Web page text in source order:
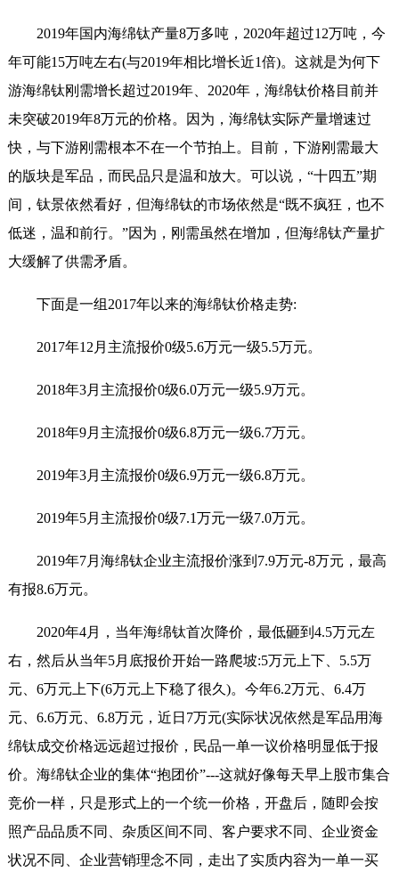
2019年国内海绵钛产量8万多吨，2020年超过12万吨，今
年可能15万吨左右(与2019年相比增长近1倍)。这就是为何下
游海绵钛刚需增长超过2019年、2020年，海绵钛价格目前并
未突破2019年8万元的价格。因为，海绵钛实际产量增速过
快，与下游刚需根本不在一个节拍上。目前，下游刚需最大
的版块是军品，而民品只是温和放大。可以说，“十四五”期
间，钛景依然看好，但海绵钛的市场依然是“既不疯狂，也不
低迷，温和前行。”因为，刚需虽然在增加，但海绵钛产量扩
大缓解了供需矛盾。
下面是一组2017年以来的海绵钛价格走势:
2017年12月主流报价0级5.6万元一级5.5万元。
2018年3月主流报价0级6.0万元一级5.9万元。
2018年9月主流报价0级6.8万元一级6.7万元。
2019年3月主流报价0级6.9万元一级6.8万元。
2019年5月主流报价0级7.1万元一级7.0万元。
2019年7月海绵钛企业主流报价涨到7.9万元-8万元，最高
有报8.6万元。
2020年4月，当年海绵钛首次降价，最低砸到4.5万元左
右，然后从当年5月底报价开始一路爬坡:5万元上下、5.5万
元、6万元上下(6万元上下稳了很久)。今年6.2万元、6.4万
元、6.6万元、6.8万元，近日7万元(实际状况依然是军品用海
绵钛成交价格远远超过报价，民品一单一议价格明显低于报
价。海绵钛企业的集体“抱团价”---这就好像每天早上股市集合
竞价一样，只是形式上的一个统一价格，开盘后，随即会按
照产品品质不同、杂质区间不同、客户要求不同、企业资金
状况不同、企业营销理念不同，走出了实质内容为一单一买